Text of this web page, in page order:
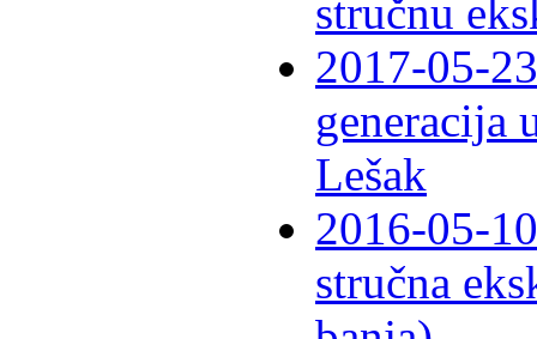
stručnu
2017-05-
generacija
Lešak
2016-05-
stručna